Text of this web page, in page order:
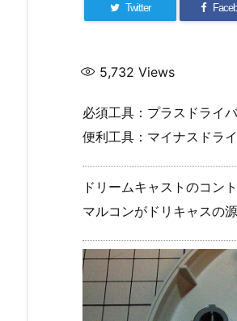
Twitter
5,732 Views
必須工具：プラスドライ
便利工具：マイナスドラ
ドリームキャストのコン
マルコンがドリキャスの